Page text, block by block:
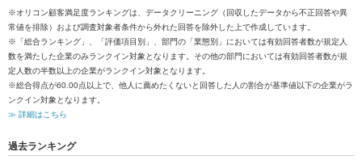
※オリコン顧客満足度ランキングは、データクリーニング（回収したデータから不正回答や異
常値を排除）および調査対象者条件から外れた回答を除外した上で作成しています。
※「総合ランキング」、「評価項目別」、部門の「業態別」においては有効回答者数が規定人
数を満たした企業のみランクイン対象となります。その他の部門においては有効回答者数が規
定人数の半数以上の企業がランクイン対象となります。
※総合得点が60.00点以上で、他人に薦めたくないと回答した人の割合が基準値以下の企業がラ
ンクイン対象となります。
≫ 詳細はこちら
過去ランキング